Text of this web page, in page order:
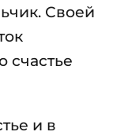
Своей
счастье
и в